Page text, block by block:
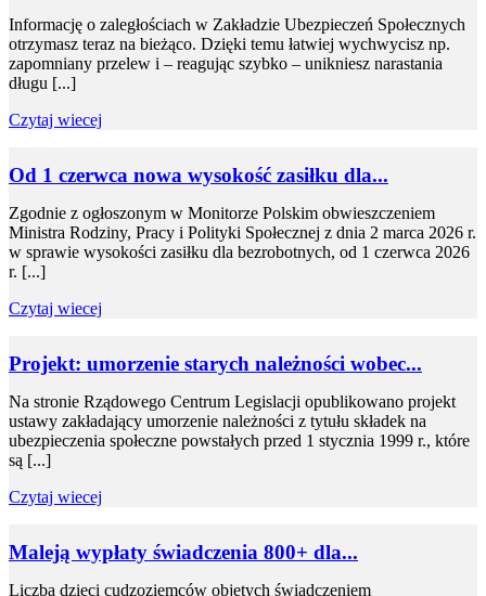
Informację o zaległościach w Zakładzie Ubezpieczeń Społecznych
otrzymasz teraz na bieżąco. Dzięki temu łatwiej wychwycisz np.
zapomniany przelew i – reagując szybko – unikniesz narastania
długu [...]
Czytaj wiecej
Od 1 czerwca nowa wysokość zasiłku dla...
Zgodnie z ogłoszonym w Monitorze Polskim obwieszczeniem
Ministra Rodziny, Pracy i Polityki Społecznej z dnia 2 marca 2026 r.
w sprawie wysokości zasiłku dla bezrobotnych, od 1 czerwca 2026
r. [...]
Czytaj wiecej
Projekt: umorzenie starych należności wobec...
Na stronie Rządowego Centrum Legislacji opublikowano projekt
ustawy zakładający umorzenie należności z tytułu składek na
ubezpieczenia społeczne powstałych przed 1 stycznia 1999 r., które
są [...]
Czytaj wiecej
Maleją wypłaty świadczenia 800+ dla...
Liczba dzieci cudzoziemców objętych świadczeniem